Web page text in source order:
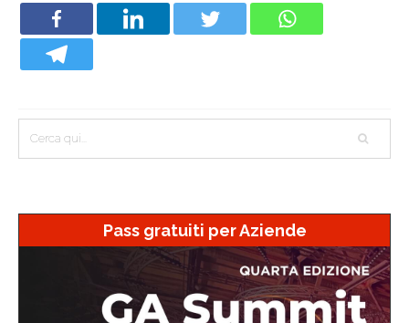
Pass gratuiti per Aziende